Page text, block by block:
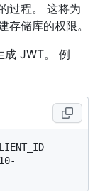
过程。 这将为
储库的权限。
成 JWT。 例